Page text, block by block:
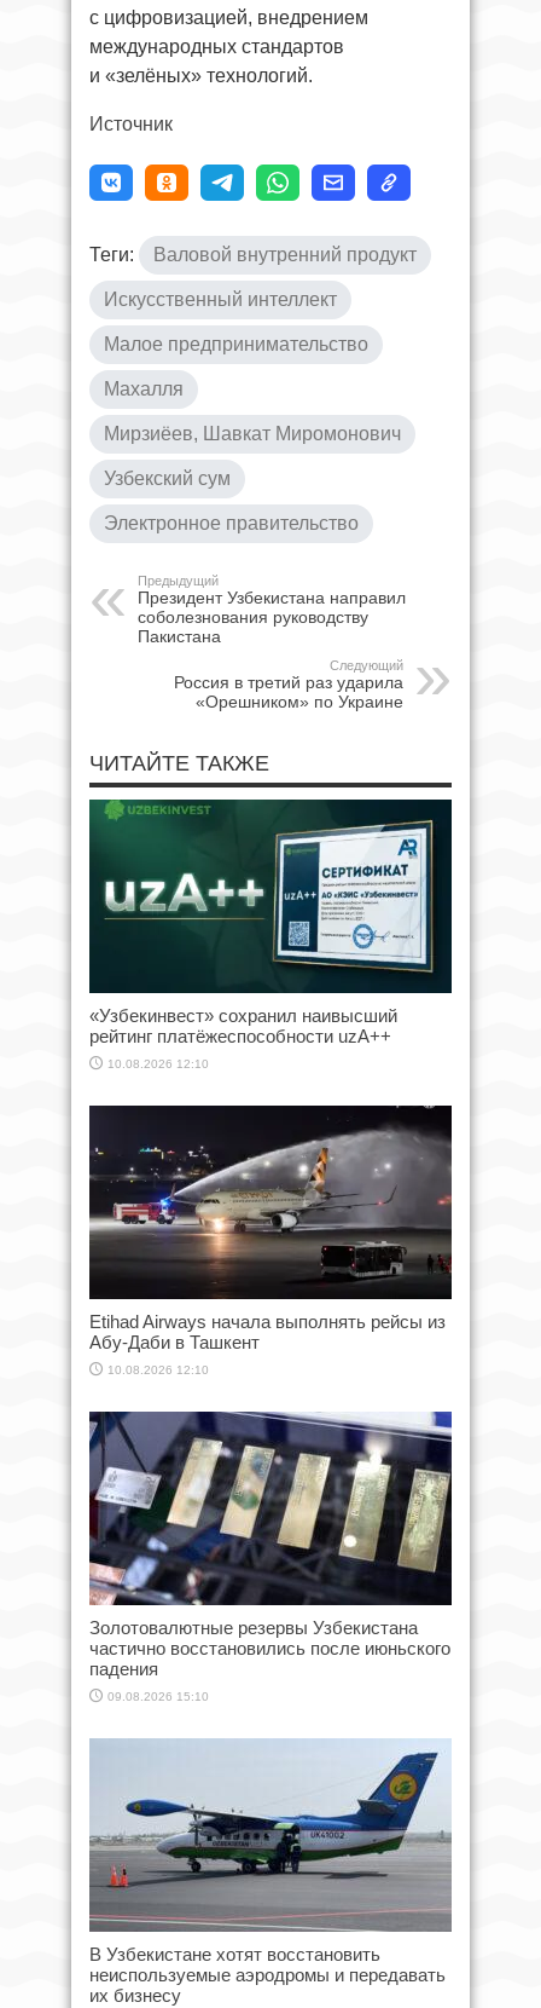
с цифровизацией, внедрением
международных стандартов
и «зелёных» технологий.
Источник
Теги: Валовой внутренний продукт
Искусственный интеллект
Малое предпринимательство
Махалля
Мирзиёев, Шавкат Миромонович
Узбекский сум
Электронное правительство
Предыдущий
Президент Узбекистана направил
соболезнования руководству
Пакистана
Следующий
Россия в третий раз ударила
«Орешником» по Украине
ЧИТАЙТЕ ТАКЖЕ
«Узбекинвест» сохранил наивысший
рейтинг платёжеспособности uzA++
10.08.2026 12:10
Etihad Airways начала выполнять рейсы из
Абу-Даби в Ташкент
10.08.2026 12:10
Золотовалютные резервы Узбекистана
частично восстановились после июньского
падения
09.08.2026 15:10
В Узбекистане хотят восстановить
неиспользуемые аэродромы и передавать
их бизнесу